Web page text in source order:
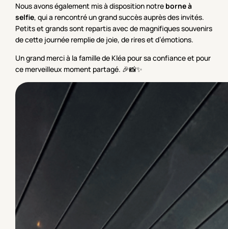
Nous avons également mis à disposition notre borne à
selfie, qui a rencontré un grand succès auprès des invités.
Petits et grands sont repartis avec de magnifiques souvenirs
de cette journée remplie de joie, de rires et d’émotions.
Un grand merci à la famille de Kléa pour sa confiance et pour
ce merveilleux moment partagé. 🎉📸✨